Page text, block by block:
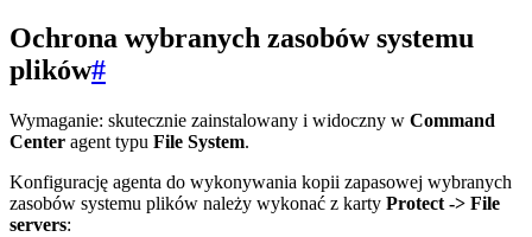
Ochrona wybranych zasobów systemu
plików#
Wymaganie: skutecznie zainstalowany i widoczny w Command
Center agent typu File System.
Konfigurację agenta do wykonywania kopii zapasowej wybranych
zasobów systemu plików należy wykonać z karty Protect -> File
servers: